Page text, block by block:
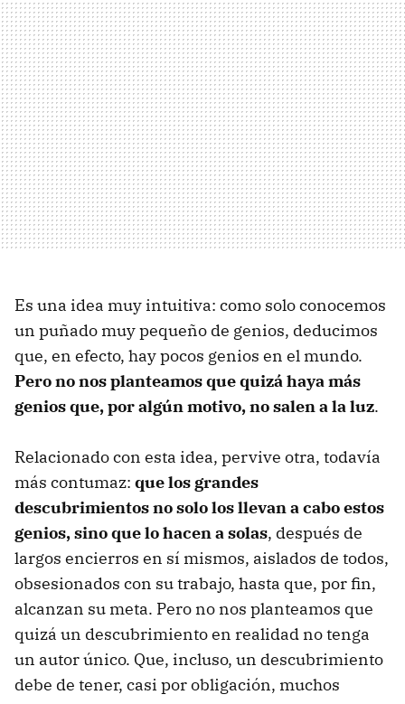
Es una idea muy intuitiva: como solo conocemos
un puñado muy pequeño de genios, deducimos
que, en efecto, hay pocos genios en el mundo.
Pero no nos planteamos que quizá haya más
genios que, por algún motivo, no salen a la luz.
Relacionado con esta idea, pervive otra, todavía
más contumaz: que los grandes
descubrimientos no solo los llevan a cabo estos
genios, sino que lo hacen a solas, después de
largos encierros en sí mismos, aislados de todos,
obsesionados con su trabajo, hasta que, por fin,
alcanzan su meta. Pero no nos planteamos que
quizá un descubrimiento en realidad no tenga
un autor único. Que, incluso, un descubrimiento
debe de tener, casi por obligación, muchos